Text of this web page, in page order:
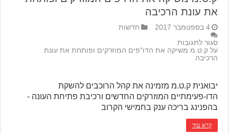
את עונת הרכיבה
4 בספטמבר 2017
חדשות
סגור לתגובות
על ק.ט.מ משיקה את הדו"פים המוזרקים ופותחת את עונת
הרכיבה
יבואנית ק.ט.מ מזמינה את קהל הרוכבים להשקת
הדו-פעימתיים המוזרקים החדשים ורכיבת פתיחת העונה -
בהפנינג בריכה ענק בחמישי הקרוב
קרא עוד